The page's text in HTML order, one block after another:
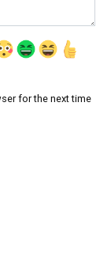
for the next time